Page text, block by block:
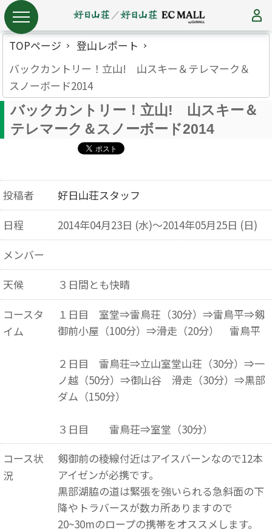
TOPページ
登山レポート
バックカントリー！立山! 山スキー＆テレマーク＆
スノーボード2014
バックカントリー！立山! 山スキー＆
テレマーク＆スノーボード2014
投稿者
好日山荘スタッフ
日程
2014年04月23日 (水)～2014年05月25日 (日)
メンバー
天候
３日間とも快晴
コースタ
イム
１日目 室堂⇒雷鳥荘（30分）⇒雷鳥平⇒剱
御前小屋（100分）⇒滑走（20分） 雷鳥平
２日目 雷鳥荘⇒立山室堂山荘（30分）⇒一
ノ越（50分）⇒御山谷 滑走（30分）⇒黒部
ダム（150分）
３日目 雷鳥荘⇒室堂（30分）
コース状
況
剱御前の稜線付近はアイスバーンなので12本
アイゼンが必携です。
黒部湖脇の道は緊張を強いられる急斜面の下
降やトラバースが数カ所ありますので
20~30mのロープの携帯をオススメします。